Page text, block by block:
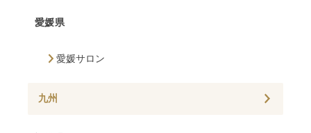
愛媛県
愛媛サロン
九州